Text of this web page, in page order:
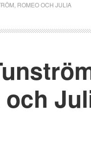
ROMEO OCH JULIA
och